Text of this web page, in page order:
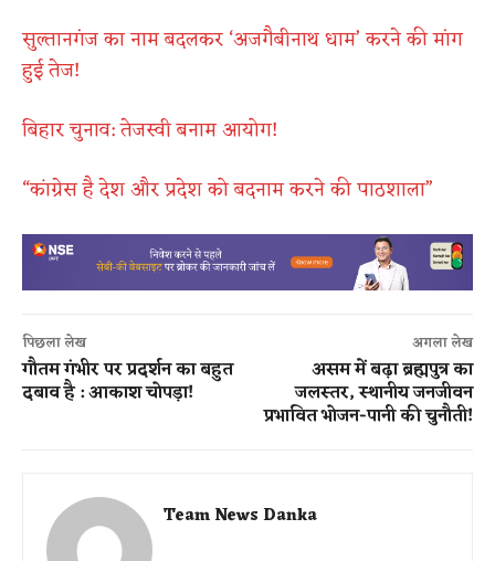
सुल्तानगंज का नाम बदलकर ‘अजगैबीनाथ धाम’ करने की मांग
हुई तेज!
बिहार चुनाव: तेजस्वी बनाम आयोग!
“कांग्रेस है देश और प्रदेश को बदनाम करने की पाठशाला”
पिछला लेख
गौतम गंभीर पर प्रदर्शन का बहुत
दबाव है : आकाश चोपड़ा!
अगला लेख
असम में बढ़ा ब्रह्मपुत्र का
जलस्तर, स्थानीय जनजीवन
प्रभावित भोजन-पानी की चुनौती!
Team News Danka